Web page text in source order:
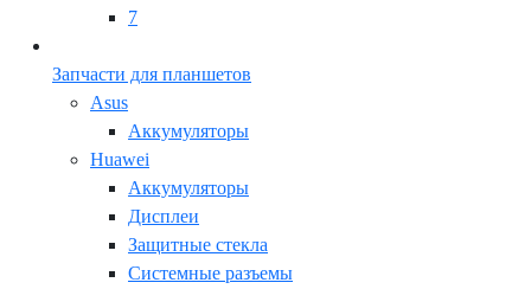
7
Запчасти для планшетов
Asus
Аккумуляторы
Huawei
Аккумуляторы
Дисплеи
Защитные стекла
Системные разъемы